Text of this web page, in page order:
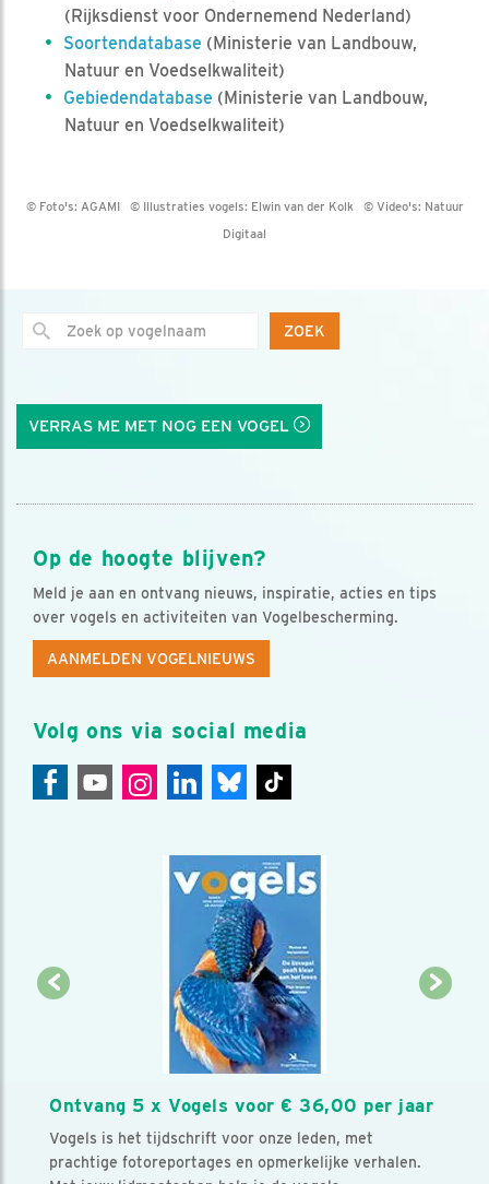
(Rijksdienst voor Ondernemend Nederland)
Soortendatabase (Ministerie van Landbouw,
Natuur en Voedselkwaliteit)
Gebiedendatabase (Ministerie van Landbouw,
Natuur en Voedselkwaliteit)
© Foto's: AGAMI© Illustraties vogels: Elwin van der Kolk © Video's: Natuur
Digitaal
ZOEK
VERRAS ME MET NOG EEN VOGEL
Op de hoogte blijven?
Meld je aan en ontvang nieuws, inspiratie, acties en tips
over vogels en activiteiten van Vogelbescherming.
AANMELDEN VOGELNIEUWS
Volg ons via social media
Ontvang 5 x Vogels voor € 36,00 per jaar
Vogels is het tijdschrift voor onze leden, met
prachtige fotoreportages en opmerkelijke verhalen.